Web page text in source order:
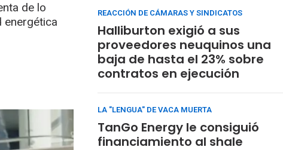
de lo
energética
REACCIÓN DE CÁMARAS Y SINDICATOS
Halliburton exigió a sus
proveedores neuquinos una
baja de hasta el 23% sobre
contratos en ejecución
LA "LENGUA" DE VACA MUERTA
TanGo Energy le consiguió
financiamiento al shale